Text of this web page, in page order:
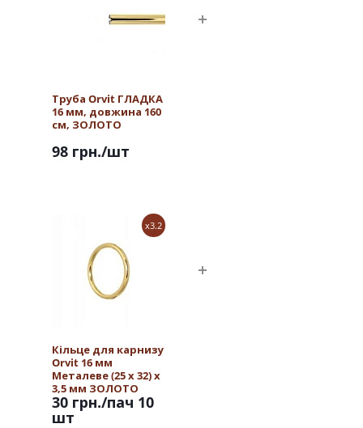
Труба Orvit ГЛАДКА
16 мм, довжина 160
см, ЗОЛОТО
98 грн./шт
x3.2
Кільце для карнизу
Orvit 16 мм
Металеве (25 х 32) х
3,5 мм ЗОЛОТО
30 грн./пач 10
шт